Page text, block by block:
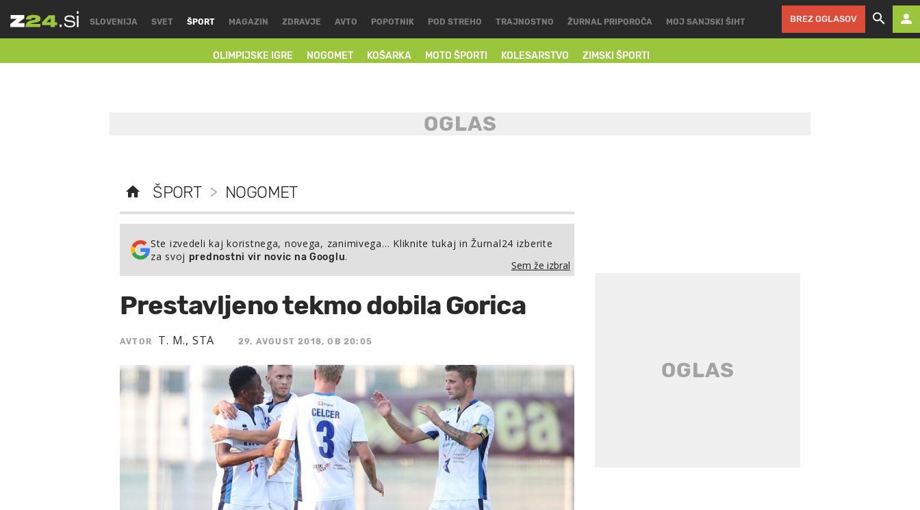
SLOVENIJA SVET ŠPORT
OLIMPIJSKE IGRE NOGOMET KOŠARKA MOTO ŠPORTI KOLESARSTVO ZIMSKI ŠPORTI
MAGAZIN ZDRAVJE AVTO POPOTNIK POD STREHO TRAJNOSTNO ŽURNAL PRIPOROČA MOJ SANJSKI ŠIHT BREZ OGLASOV
ŠPORT > NOGOMET
Ste izvedeli kaj koristnega, novega, zanimivega… Kliknite tukaj in Žurnal24 izberite
za svoj prednostni vir novic na Googlu.
Sem že izbral
Prestavljeno tekmo dobila Gorica
AVTOR T. M., STA 29. AVGUST 2018, OB 20:05